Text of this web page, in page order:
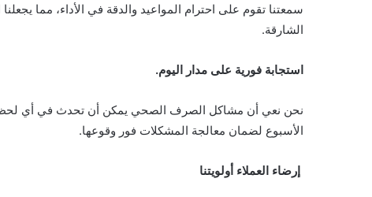
سمعتنا تقوم على احترام المواعيد والدقة في الأداء، مما
الشارقة.
استجابة فورية على مدار اليوم.
نحن نعي أن مشاكل الصرف الصحي يمكن أن تحدث في أي لحظة،
الأسبوع لضمان معالجة المشكلات فور وقوعها.
إرضاء العملاء أولويتنا